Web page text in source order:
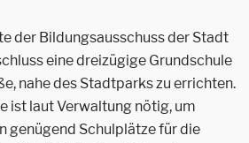
der Bildungsausschuss der Stadt
eine dreizügige Grundschule
nahe des Stadtparks zu errichten.
ist laut Verwaltung nötig, um
genügend Schulplätze für die